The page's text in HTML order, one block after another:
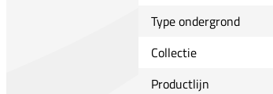
Type ondergrond
Collectie
Productlijn